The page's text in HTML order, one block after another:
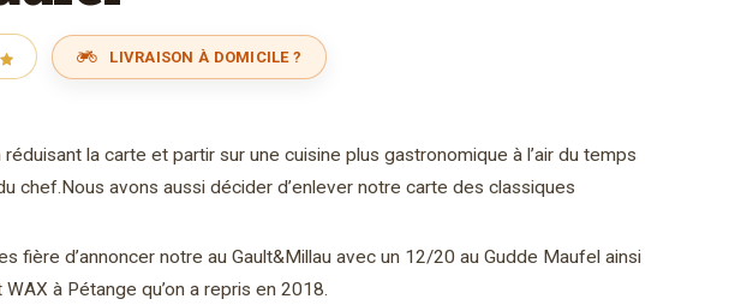
LIVRAISON À DOMICILE ?
la carte et partir sur une cuisine plus gastronomique à l’air du temps
chef.Nous avons aussi décider d’enlever notre carte des classiques
fière d’annoncer notre au Gault&Millau avec un 12/20 au Gudde Maufel ainsi
à Pétange qu’on a repris en 2018.